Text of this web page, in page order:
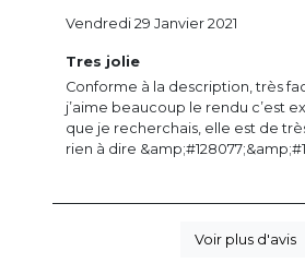
Tres jolie
Conforme à la description, très
j’aime beaucoup le rendu c’est
que je recherchais, elle est de
rien à dire
Vendredi 29 Janvier 2021
Voir plus d'avis